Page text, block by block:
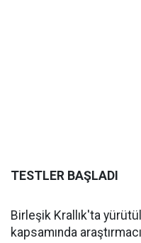
TESTLER BAŞLADI
Birleşik Krallık'ta
kapsamında